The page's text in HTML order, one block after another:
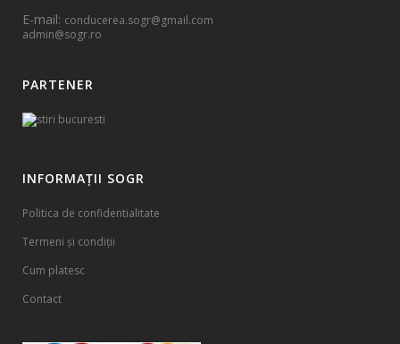
E-mail: conducerea.sogr@gmail.com
admin@sogr.ro
PARTENER
INFORMAȚII SOGR
Politica de confidentialitate
Termeni și condiții
Cum platesc
Contact